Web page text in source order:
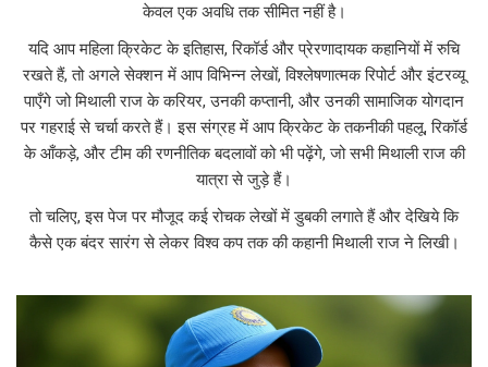
केवल एक अवधि तक सीमित नहीं है।
यदि आप महिला क्रिकेट के इतिहास, रिकॉर्ड और प्रेरणादायक कहानियों में रुचि
रखते हैं, तो अगले सेक्शन में आप विभिन्न लेखों, विश्लेषणात्मक रिपोर्ट और इंटरव्यू
पाएँगे जो मिथाली राज के करियर, उनकी कप्तानी, और उनकी सामाजिक योगदान
पर गहराई से चर्चा करते हैं। इस संग्रह में आप क्रिकेट के तकनीकी पहलू, रिकॉर्ड
के आँकड़े, और टीम की रणनीतिक बदलावों को भी पढ़ेंगे, जो सभी मिथाली राज की
यात्रा से जुड़े हैं।
तो चलिए, इस पेज पर मौजूद कई रोचक लेखों में डुबकी लगाते हैं और देखिये कि
कैसे एक बंदर सारंग से लेकर विश्व कप तक की कहानी मिथाली राज ने लिखी।